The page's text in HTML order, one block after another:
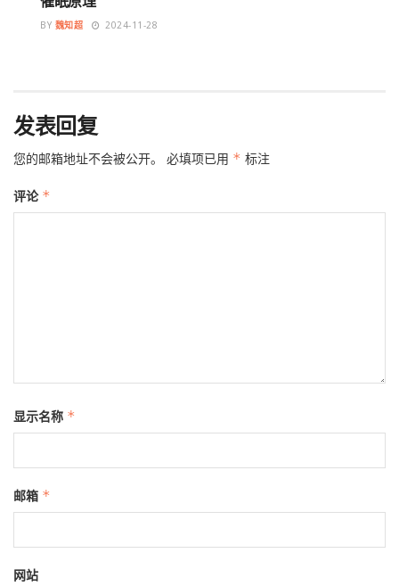
BY 魏知超 2024-11-28
发表回复
您的邮箱地址不会被公开。 必填项已用 * 标注
评论 *
显示名称 *
邮箱 *
网站